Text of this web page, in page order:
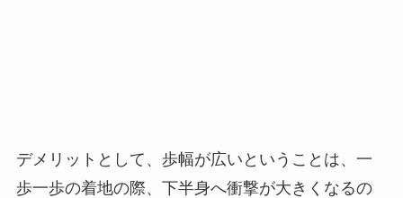
デメリットとして、歩幅が広いということは、一
歩一歩の着地の際、下半身へ衝撃が大きくなるの